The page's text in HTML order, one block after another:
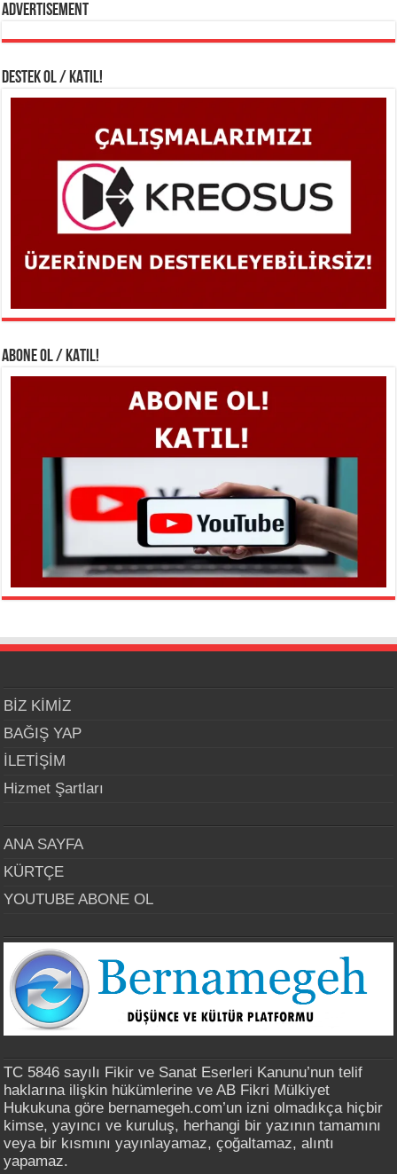
Advertisement
DESTEK OL / KATIL!
ABONE OL / KATIL!
BİZ KİMİZ
BAĞIŞ YAP
İLETİŞİM
Hizmet Şartları
ANA SAYFA
KÜRTÇE
YOUTUBE ABONE OL
TC 5846 sayılı Fikir ve Sanat Eserleri Kanunu’nun telif
haklarına ilişkin hükümlerine ve AB Fikri Mülkiyet
Hukukuna göre bernamegeh.com’un izni olmadıkça hiçbir
kimse, yayıncı ve kuruluş, herhangi bir yazının tamamını
veya bir kısmını yayınlayamaz, çoğaltamaz, alıntı
yapamaz.